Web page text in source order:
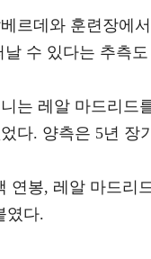
르데와 훈련장에
수 있다는 추측
는 레알 마드리드
다. 양측은 5년 장
연봉, 레알 마드리
였다.